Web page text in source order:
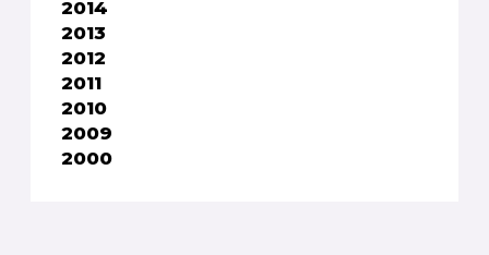
2014
2013
2012
2011
2010
2009
2000